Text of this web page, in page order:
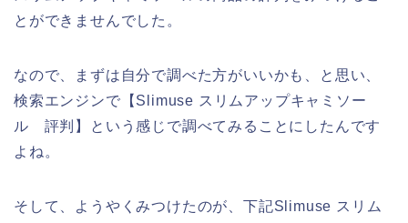
とができませんでした。
なので、まずは自分で調べた方がいいかも、と思い、
検索エンジンで【Slimuse スリムアップキャミソー
ル 評判】という感じで調べてみることにしたんです
よね。
そして、ようやくみつけたのが、下記Slimuse スリム